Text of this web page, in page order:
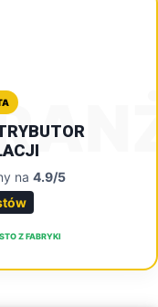
na 4.9/5
Z FABRYKI